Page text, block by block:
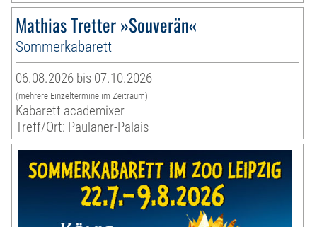
Mathias Tretter »Souverän«
Sommerkabarett
06.08.2026 bis 07.10.2026
(mehrere Einzeltermine im Zeitraum)
Kabarett academixer
Treff/Ort: Paulaner-Palais